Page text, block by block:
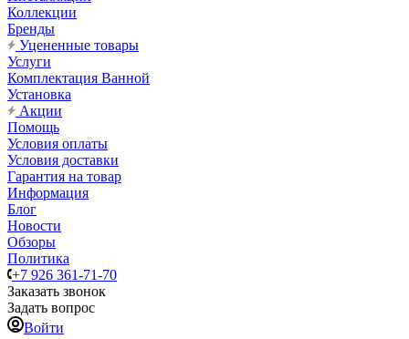
Коллекции
Бренды
Уцененные товары
Услуги
Комплектация Ванной
Установка
Акции
Помощь
Условия оплаты
Условия доставки
Гарантия на товар
Информация
Блог
Новости
Обзоры
Политика
+7 926 361-71-70
Заказать звонок
Задать вопрос
Войти